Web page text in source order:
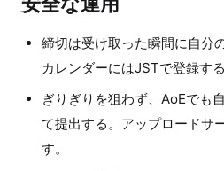
締切は受け取った瞬間に自分
カレンダーにはJSTで登録する
ぎりぎりを狙わず、AoEでも
て提出する。アップロードサ
す。